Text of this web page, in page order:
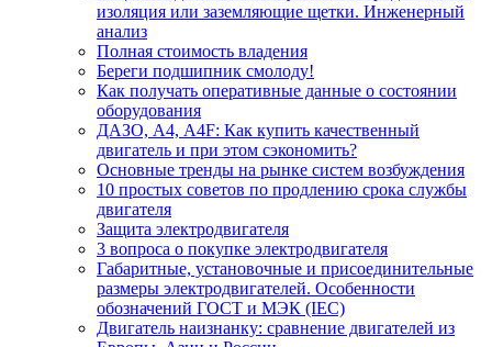
изоляция или заземляющие щетки. Инженерный
анализ
Полная стоимость владения
Береги подшипник смолоду!
Как получать оперативные данные о состоянии
оборудования
ДАЗО, А4, А4F: Как купить качественный
двигатель и при этом сэкономить?
Основные тренды на рынке систем возбуждения
10 простых советов по продлению срока службы
двигателя
Защита электродвигателя
3 вопроса о покупке электродвигателя
Габаритные, установочные и присоединительные
размеры электродвигателей. Особенности
обозначений ГОСТ и МЭК (IEC)
Двигатель наизнанку: сравнение двигателей из